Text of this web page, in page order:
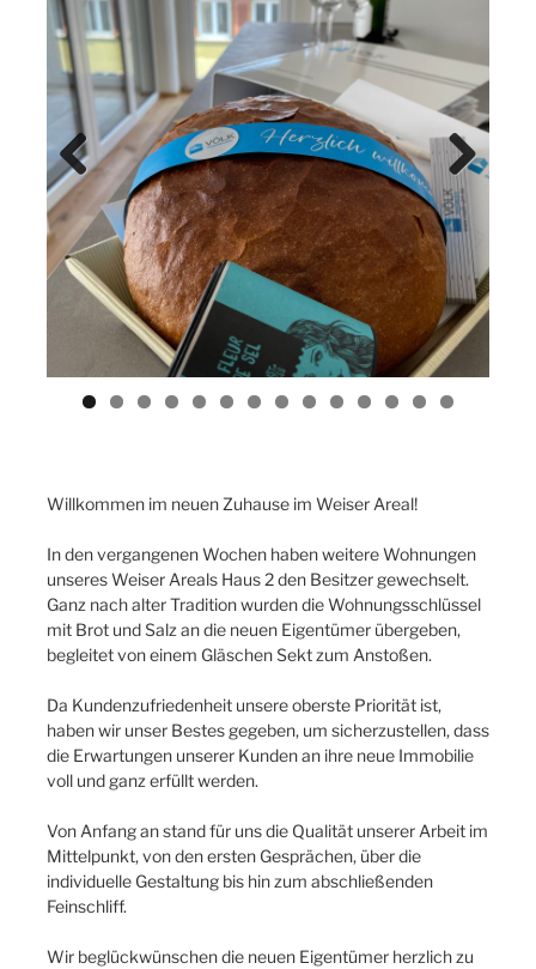
Previ
ous
Next
Willkommen im neuen Zuhause im Weiser Areal!
In den vergangenen Wochen haben weitere Wohnungen
unseres Weiser Areals Haus 2 den Besitzer gewechselt.
Ganz nach alter Tradition wurden die Wohnungsschlüssel
mit Brot und Salz an die neuen Eigentümer übergeben,
begleitet von einem Gläschen Sekt zum Anstoßen.
Da Kundenzufriedenheit unsere oberste Priorität ist,
haben wir unser Bestes gegeben, um sicherzustellen, dass
die Erwartungen unserer Kunden an ihre neue Immobilie
voll und ganz erfüllt werden.
Von Anfang an stand für uns die Qualität unserer Arbeit im
Mittelpunkt, von den ersten Gesprächen, über die
individuelle Gestaltung bis hin zum abschließenden
Feinschliff.
Wir beglückwünschen die neuen Eigentümer herzlich zu